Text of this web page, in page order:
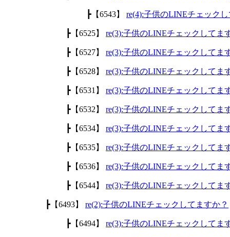
┣【6543】 re(4):子供のLINEチェック
┣【6525】 re(3):子供のLINEチェックしてま
┣【6527】 re(3):子供のLINEチェックしてま
┣【6528】 re(3):子供のLINEチェックしてま
┣【6531】 re(3):子供のLINEチェックしてま
┣【6532】 re(3):子供のLINEチェックしてま
┣【6534】 re(3):子供のLINEチェックしてま
┣【6535】 re(3):子供のLINEチェックしてま
┣【6536】 re(3):子供のLINEチェックしてま
┣【6544】 re(3):子供のLINEチェックしてま
┣【6493】 re(2):子供のLINEチェックしてますか？
┣【6494】 re(3):子供のLINEチェックしてま